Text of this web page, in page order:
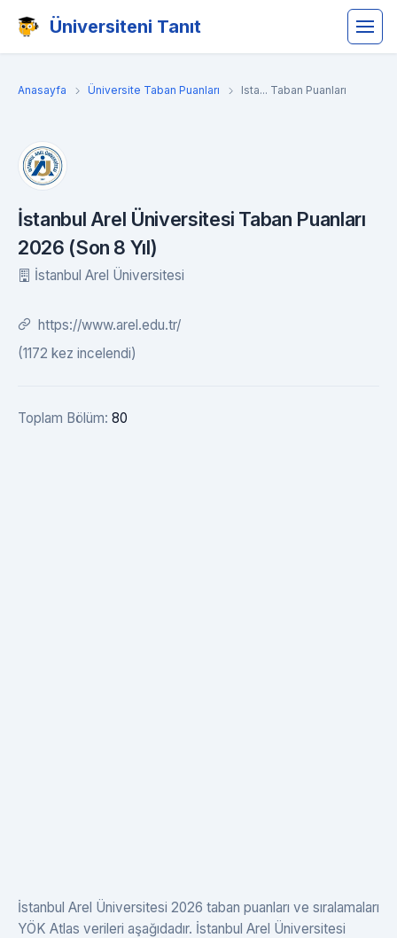
Üniversiteni Tanıt
Anasayfa Üniversite Taban Puanları Ista... Taban Puanları
İstanbul Arel Üniversitesi Taban Puanları
2026 (Son 8 Yıl)
İstanbul Arel Üniversitesi
https://www.arel.edu.tr/
(1172 kez incelendi)
Toplam Bölüm: 80
İstanbul Arel Üniversitesi 2026 taban puanları ve sıralamaları
YÖK Atlas verileri aşağıdadır. İstanbul Arel Üniversitesi